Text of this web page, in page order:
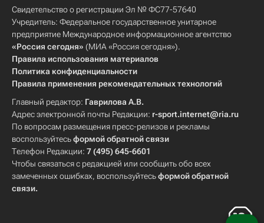
Свидетельство о регистрации Эл № ФС77-57640
Учредитель: Федеральное государственное унитарное
предприятие Международное информационное агентство
«Россия сегодня» (МИА «Россия сегодня»).
Правила использования материалов
Политика конфиденциальности
Правила применения рекомендательных технологий
Главный редактор: Гаврилова А.В.
Адрес электронной почты Редакции: r-sport.internet@ria.ru
По вопросам размещения пресс-релизов и рекламы
воспользуйтесьформой обратной связи
Телефон Редакции: 7 (495) 645-6601
Чтобы связаться с редакцией или сообщить обо всех
замеченных ошибках, воспользуйтесьформой обратной
связи.